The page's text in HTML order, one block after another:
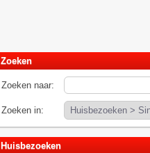
Zoeken
Zoeken naar:
Zoeken in:
Huisbezoeken